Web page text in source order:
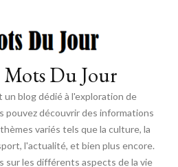
Mots Du Jour
un blog dédié à l'exploration de
pouvez découvrir des informations
variés tels que la culture, la
l'actualité, et bien plus encore.
sur les différents aspects de la vie